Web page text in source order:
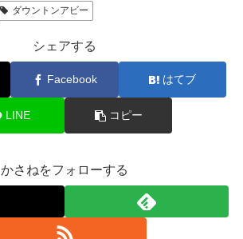
ダウントンアビー
シェアする
Facebook はてブ
LINE コピー
かさねをフォローする